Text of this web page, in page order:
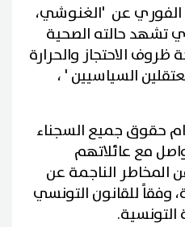
الفوري عن 'الغنوشي،
تشهد حالته الصحية
ظروف الاحتجاز والحرارة
السياسيين ' ،
حقوق جميع السجناء
مع عائلاتهم
الناجمة عن
وفقاً للقانون التونسي
التونسية.